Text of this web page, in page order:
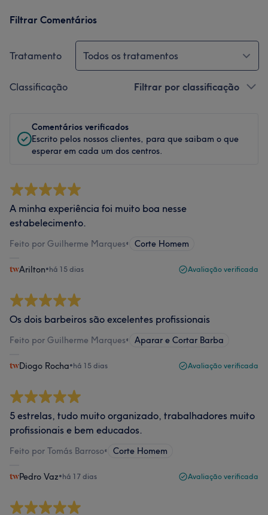
Filtrar Comentários
Tratamento Todos os tratamentos
Classificação Filtrar por classificação
Comentários verificados
Escrito pelos nossos clientes, para que saibam o que
esperar em cada um dos centros.
A minha experiência foi muito boa nesse
estabelecimento.
Feito por Guilherme Marques• Corte Homem
Arilton•há 15 dias Avaliação verificada
Os dois barbeiros são excelentes profissionais
Feito por Guilherme Marques• Aparar e Cortar Barba
Diogo Rocha•há 15 dias Avaliação verificada
5 estrelas, tudo muito organizado, trabalhadores muito
profissionais e bem educados.
Feito por Tomás Barroso• Corte Homem
Pedro Vaz•há 17 dias Avaliação verificada